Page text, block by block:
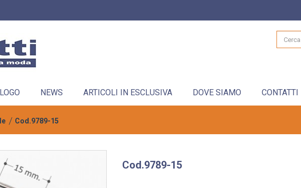
NEWS ARTICOLI IN ESCLUSIVA DOVE SIAMO CONTATTI
Cod.9789-15
Cod.9789-15